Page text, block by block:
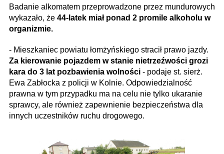
Badanie alkomatem przeprowadzone przez mundurowych
wykazało, że 44-latek miał ponad 2 promile alkoholu w
organizmie.
- Mieszkaniec powiatu łomżyńskiego stracił prawo jazdy.
Za kierowanie pojazdem w stanie nietrzeźwości grozi
kara do 3 lat pozbawienia wolności - podaje st. sierż.
Ewa Zabłocka z policji w Kolnie. Odpowiedzialność
prawna w tym przypadku ma na celu nie tylko ukaranie
sprawcy, ale również zapewnienie bezpieczeństwa dla
innych uczestników ruchu drogowego.